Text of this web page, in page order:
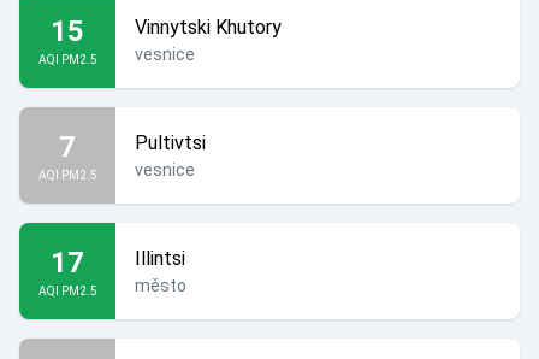
15
AQI PM2.5
Vinnytski Khutory
vesnice
7
AQI PM2.5
Pultivtsi
vesnice
17
AQI PM2.5
Illintsi
město